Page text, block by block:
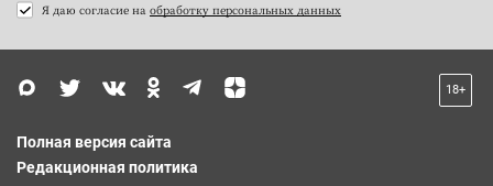
Я даю согласие на обработку персональных данных
18+
Полная версия сайта
Редакционная политика